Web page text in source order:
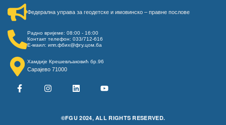
Федерална управа за геодетске и имовинско – правне послове​
Радно вријеме: 08:00 - 16:00
Контакт телефон: 033/712-616
Е-маил: ипп.фбих@фгу.цом.ба
Хамдије Крешевљаковић бр.96
Сарајево 71000
©FGU 2024, ALL RIGHTS RESERVED.